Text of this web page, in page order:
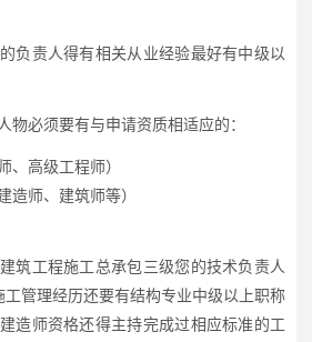
负责人得有相关从业经验最好有中级以
物必须要有与申请资质相适应的：
、高级工程师）
建造师、建筑师等）
筑工程施工总承包三级您的技术负责人
管理经历还要有结构专业中级以上职称
造师资格还得主持完成过相应标准的工